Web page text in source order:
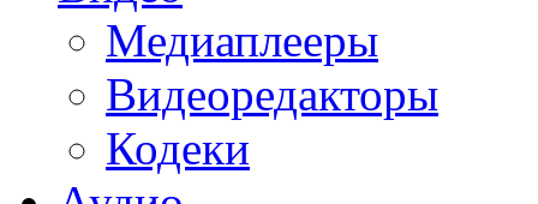
Медиаплееры
Видеоредакторы
Кодеки